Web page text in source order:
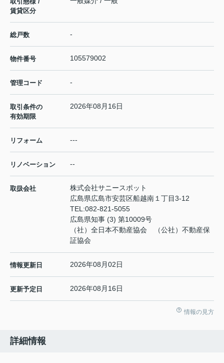
賃貸区分
総戸数 -
物件番号 105579002
管理コード -
取引条件の
有効期限
2026年08月16日
リフォーム ---
リノベーション --
取扱会社
株式会社サニースポット
広島県広島市安芸区船越南１丁目3-12
TEL:082-821-5055
広島県知事 (3) 第10009号
（社）全日本不動産協会 （公社）不動産保
証協会
情報更新日 2026年08月02日
更新予定日 2026年08月16日
情報の見方
詳細情報